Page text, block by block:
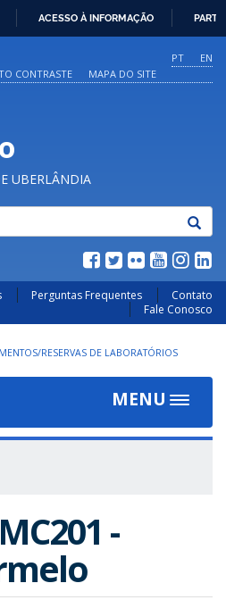
O
CONTEÚDO
ACESSO À INFORMAÇÃO
PT
EN
CONTRASTE MAPA DO SITE
UBERLÂNDIA
Perguntas Frequentes
Contato
Fale Conosco
RESERVAS DE LABORATÓRIOS
MENU
Toggle
-